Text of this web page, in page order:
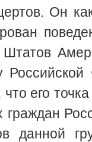
Он
его
граждан
данной